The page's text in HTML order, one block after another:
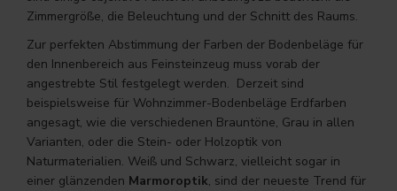
Zimmergröße, die Beleuchtung und der Schnitt des Raums.
Zur perfekten Abstimmung der Farben der Bodenbeläge für
den Innenbereich aus Feinsteinzeug muss vorab der
angestrebte Stil festgelegt werden. Derzeit sind
beispielsweise für Wohnzimmer-Bodenbeläge Erdfarben
angesagt, wie die verschiedenen Brauntöne, Grau in allen
Varianten, oder die Stein- oder Holzoptik von
Naturmaterialien. Weiß und Schwarz, vielleicht sogar in
einer glänzenden Marmoroptik, sind der neueste Trend für